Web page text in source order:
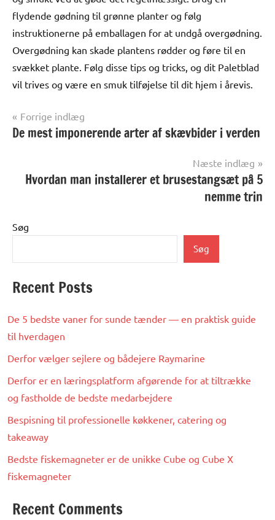
flydende gødning til grønne planter og følg
instruktionerne på emballagen for at undgå overgødning.
Overgødning kan skade plantens rødder og føre til en
svækket plante. Følg disse tips og tricks, og dit Paletblad
vil trives og være en smuk tilføjelse til dit hjem i årevis.
Alle
Indlægsnavigation
Forrige indlæg
De mest imponerende arter af skævbider i verden
Næste indlæg
Hvordan man installerer et brusestangsæt på 5
nemme trin
Søg
Søg
Recent Posts
De 5 bedste vaner for sunde tænder — en praktisk guide
til hverdagen
Derfor vælger sejlere og bådejere Raymarine
Derfor er en læringsplatform afgørende for at tiltrække
og fastholde de bedste medarbejdere
Bespisning til professionelle køkkener, catering og
takeaway
Bedste fiskemagneter er de unikke Cube og Cube X
fiskemagneter
Recent Comments